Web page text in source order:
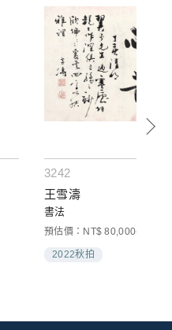
3242
王雪濤
書法
預估價：NT$ 80,000-
2022秋拍